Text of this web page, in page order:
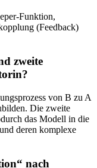
Funktion,
(Feedback)
zweite
von B zu A
Die zweite
das Modell in die
deren komplexe
nach